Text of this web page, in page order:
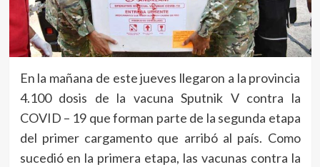
En la mañana de este jueves llegaron a la provincia
4.100 dosis de la vacuna Sputnik V contra la
COVID – 19 que forman parte de la segunda etapa
del primer cargamento que arribó al país. Como
sucedió en la primera etapa, las vacunas contra la